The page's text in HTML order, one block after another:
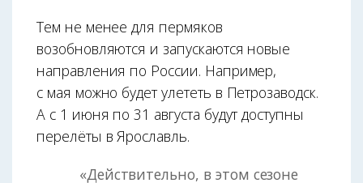
Тем не менее для пермяков
возобновляются и запускаются новые
направления по России. Например,
с мая можно будет улететь в Петрозаводск.
А с 1 июня по 31 августа будут доступны
перелёты в Ярославль.
«Действительно, в этом сезоне